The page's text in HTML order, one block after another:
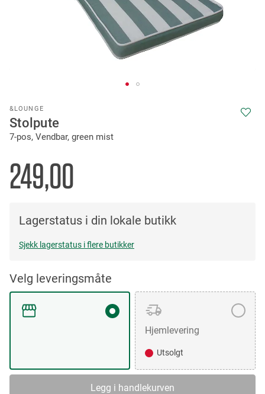
&LOUNGE
Stolpute
7-pos, Vendbar, green mist
249,00
Lagerstatus i din lokale butikk
Sjekk lagerstatus i flere butikker
Velg leveringsmåte
Hjemlevering
Utsolgt
Legg i handlekurven
to
the
beginning
the
images
gallery